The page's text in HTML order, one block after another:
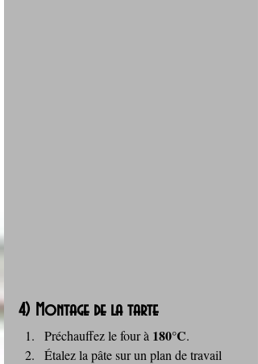
4) Montage de la tarte
Préchauffez le four à 180°C.
Étalez la pâte sur un plan de travail